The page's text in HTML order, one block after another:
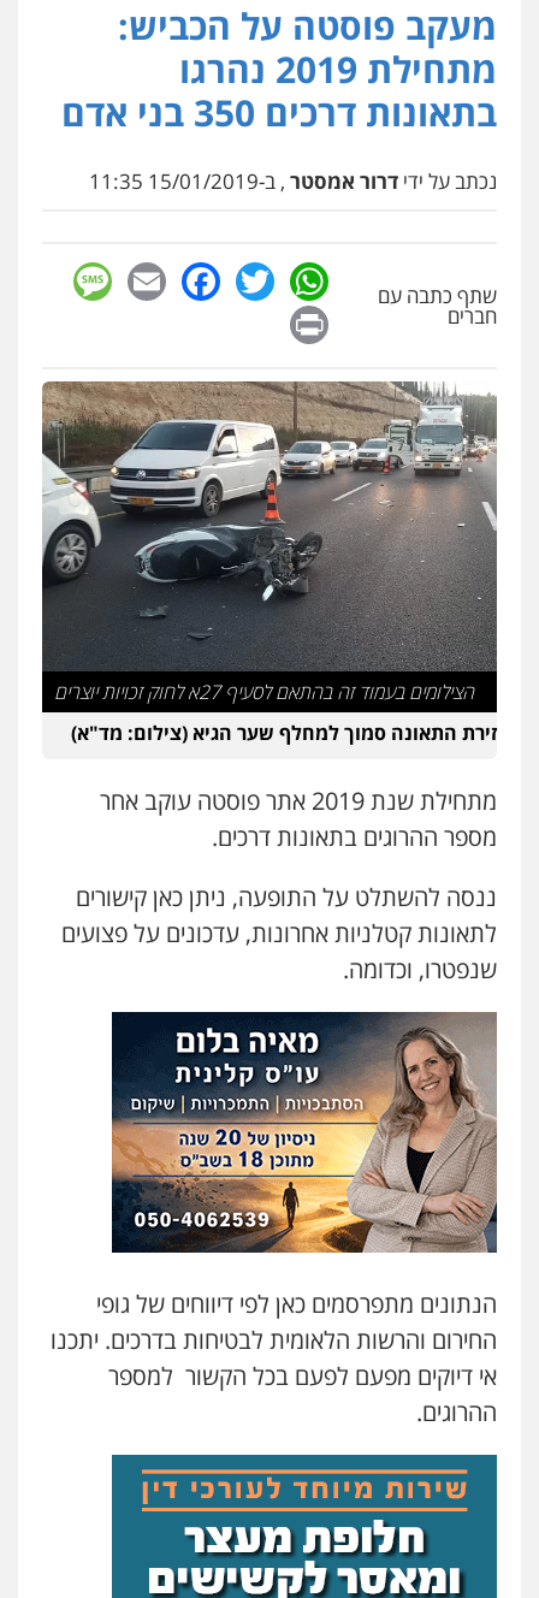
מעקב פוסטה על הכביש:
מתחילת 2019 נהרגו
בתאונות דרכים 350 בני אדם
נכתב על ידי דרור אמסטר , ב-15/01/2019 11:35
שתף כתבה עם
חברים
WhatsApp
Twitter
Facebook
Email
הצילומים בעמוד זה בהתאם לסעיף 27א לחוק זכויות יוצרים
זירת התאונה סמוך למחלף שער הגיא (צילום: מד"א)
מתחילת שנת 2019 אתר פוסטה עוקב אחר
מספר ההרוגים בתאונות דרכים.
ננסה להשתלט על התופעה, ניתן כאן קישורים
לתאונות קטלניות אחרונות, עדכונים על פצועים
שנפטרו, וכדומה.
הנתונים מתפרסמים כאן לפי דיווחים של גופי
החירום והרשות הלאומית לבטיחות בדרכים. יתכנו
אי דיוקים מפעם לפעם בכל הקשור למספר
ההרוגים.